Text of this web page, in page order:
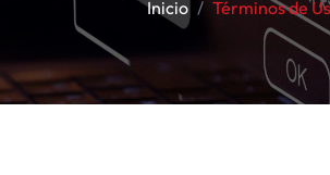
Inicio Términos de